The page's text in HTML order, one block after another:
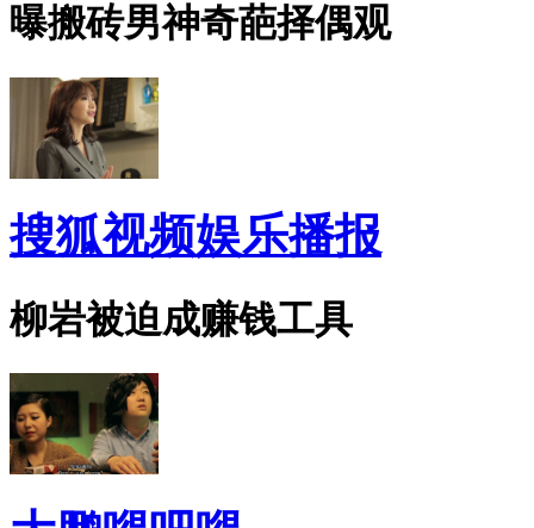
曝搬砖男神奇葩择偶观
搜狐视频娱乐播报
柳岩被迫成赚钱工具